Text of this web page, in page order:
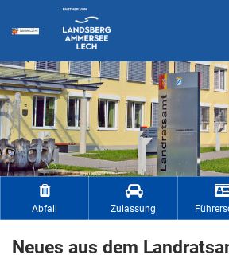
Abfall Zulassung
Neues aus dem